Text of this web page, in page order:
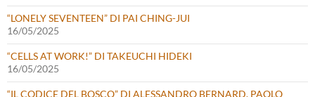
“LONELY SEVENTEEN” DI PAI CHING-JUI
16/05/2025
“CELLS AT WORK!” DI TAKEUCHI HIDEKI
16/05/2025
“IL CODICE DEL BOSCO” DI ALESSANDRO BERNARD, PAOLO